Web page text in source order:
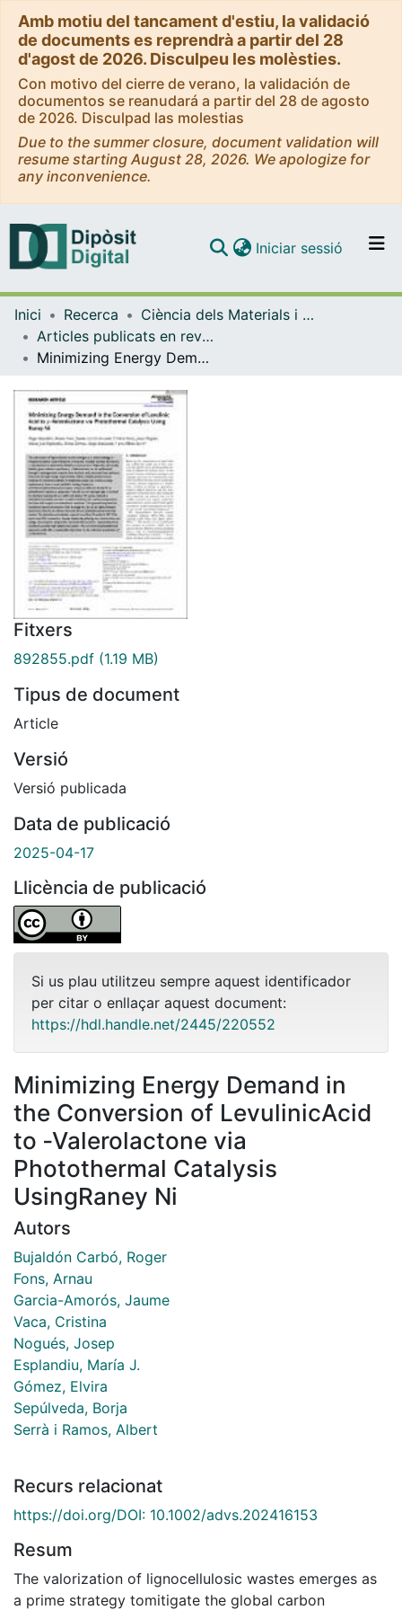
Amb motiu del tancament d'estiu, la validació
de documents es reprendrà a partir del 28
d'agost de 2026. Disculpeu les molèsties.
Con motivo del cierre de verano, la validación de
documentos se reanudará a partir del 28 de agosto
de 2026. Disculpad las molestias
Due to the summer closure, document validation will
resume starting August 28, 2026. We apologize for
any inconvenience.
Navega per tot el DD
Iniciar sessió (current)
Inici Recerca
Ciència dels Materials i Química Física
Articles publicats en revistes (Ciència dels Materials i Química Física)
Minimizing Energy Demand in the Conversion of LevulinicAcid to ‑Valerolactone via Photothermal Catalysis UsingRaney Ni
Fitxers
892855.pdf (1.19 MB)
Tipus de document
Article
Versió
Versió publicada
Data de publicació
2025-04-17
Llicència de publicació
Si us plau utilitzeu sempre aquest identificador
per citar o enllaçar aquest document:
https://hdl.handle.net/2445/220552
Minimizing Energy Demand in
the Conversion of LevulinicAcid
to ‑Valerolactone via
Photothermal Catalysis
UsingRaney Ni
Autors
Bujaldón Carbó, Roger
Fons, Arnau
Garcia-Amorós, Jaume
Vaca, Cristina
Nogués, Josep
Esplandiu, María J.
Gómez, Elvira
Sepúlveda, Borja
Serrà i Ramos, Albert
Recurs relacionat
https://doi.org/DOI: 10.1002/advs.202416153
Resum
The valorization of lignocellulosic wastes emerges as
a prime strategy tomitigate the global carbon